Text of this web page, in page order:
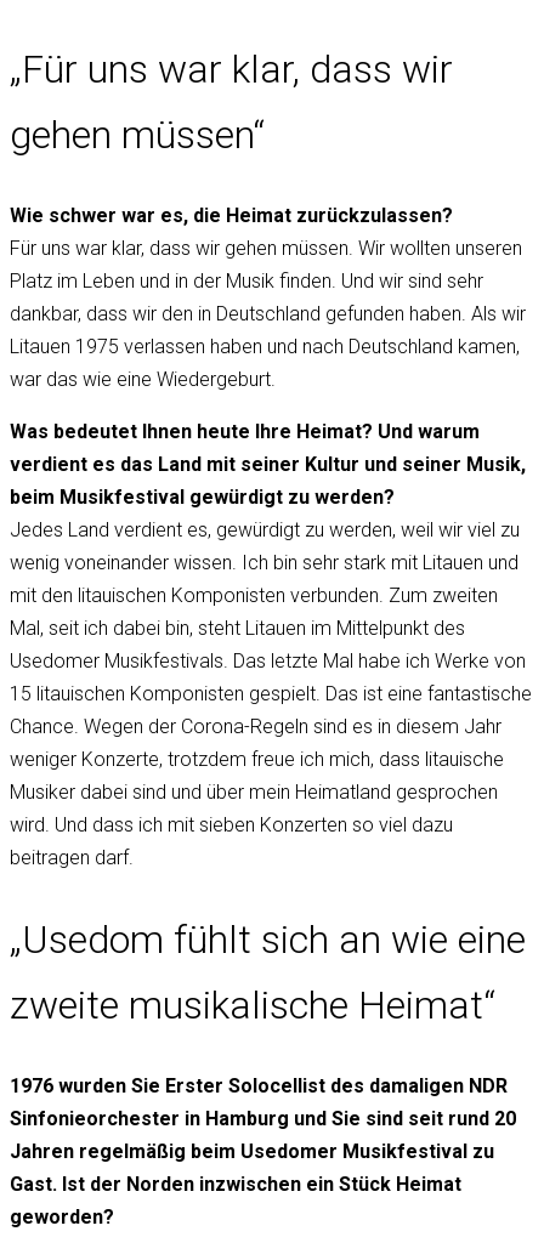
„Für uns war klar, dass wir
gehen müssen“
Wie schwer war es, die Heimat zurückzulassen?
Für uns war klar, dass wir gehen müssen. Wir wollten unseren
Platz im Leben und in der Musik finden. Und wir sind sehr
dankbar, dass wir den in Deutschland gefunden haben. Als wir
Litauen 1975 verlassen haben und nach Deutschland kamen,
war das wie eine Wiedergeburt.
Was bedeutet Ihnen heute Ihre Heimat? Und warum
verdient es das Land mit seiner Kultur und seiner Musik,
beim Musikfestival gewürdigt zu werden?
Jedes Land verdient es, gewürdigt zu werden, weil wir viel zu
wenig voneinander wissen. Ich bin sehr stark mit Litauen und
mit den litauischen Komponisten verbunden. Zum zweiten
Mal, seit ich dabei bin, steht Litauen im Mittelpunkt des
Usedomer Musikfestivals. Das letzte Mal habe ich Werke von
15 litauischen Komponisten gespielt. Das ist eine fantastische
Chance. Wegen der Corona-Regeln sind es in diesem Jahr
weniger Konzerte, trotzdem freue ich mich, dass litauische
Musiker dabei sind und über mein Heimatland gesprochen
wird. Und dass ich mit sieben Konzerten so viel dazu
beitragen darf.
„Usedom fühlt sich an wie eine
zweite musikalische Heimat“
1976 wurden Sie Erster Solocellist des damaligen NDR
Sinfonieorchester in Hamburg und Sie sind seit rund 20
Jahren regelmäßig beim Usedomer Musikfestival zu
Gast. Ist der Norden inzwischen ein Stück Heimat
geworden?